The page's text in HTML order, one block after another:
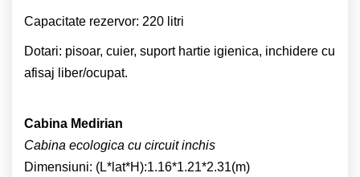
Capacitate rezervor: 220 litri
Dotari: pisoar, cuier, suport hartie igienica, inchidere cu
afisaj liber/ocupat.
Cabina Medirian
Cabina ecologica cu circuit inchis
Dimensiuni: (L*lat*H):1.16*1.21*2.31(m)